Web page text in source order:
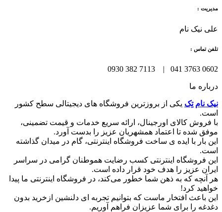
مدیریت :
علی نیک نام
تلفن تماس :
0602 3763 041 | 7113 382 0930
درباره ما
نیک نام تِک یکی از بروزترین فروشگاه های دیجیتالی سطح کشور
است.
با فروش کالای اورجینال، ارائه سریع خدمات و قیمت تضمینی،
موفق شده تا اعتماد همشهریان عزیز را بدست آورد.
این بار با ایده ی ساخت فروشگاه اینترنتی، گام در میدان گذاشته
است.
این فروشگاه اینترنتی کسب رضایت هموطنان گرامی در سراسر
ایران عزیز را هدف خود قرار داده است.
هر آنچه که به ذهن شما خطور می‌کند، در فروشگاه اینترنتی ما پیدا
خواهید کرد!
این باعث افتخار ماست که بتوانیم تجربه ای دلنشین ازخرید بدون
دغدغه را برای شما عزیزان فراهم آوریم.